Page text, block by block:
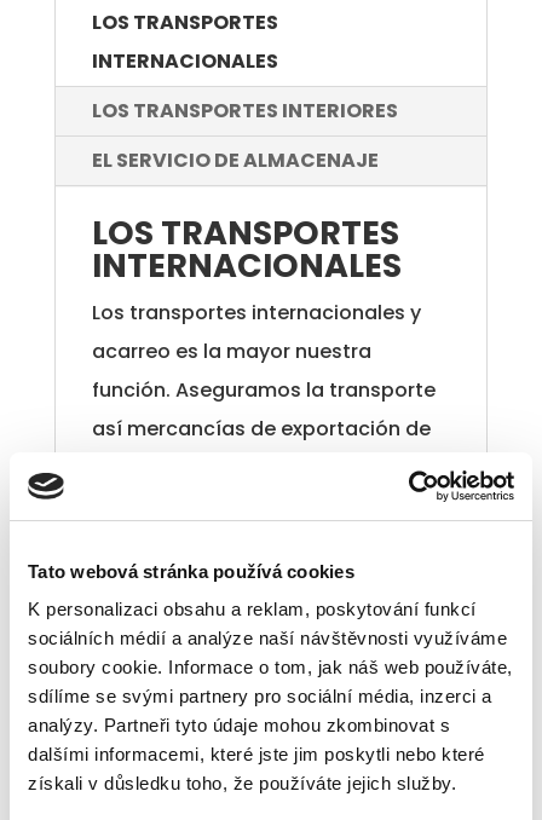
Tato webová stránka používá cookies
K personalizaci obsahu a reklam, poskytování funkcí
sociálních médií a analýze naší návštěvnosti využíváme
soubory cookie. Informace o tom, jak náš web používáte,
sdílíme se svými partnery pro sociální média, inzerci a
analýzy. Partneři tyto údaje mohou zkombinovat s
dalšími informacemi, které jste jim poskytli nebo které
získali v důsledku toho, že používáte jejich služby.
LOS TRANSPORTES
INTERNACIONALES
LOS TRANSPORTES INTERIORES
EL SERVICIO DE ALMACENAJE
LOS TRANSPORTES
INTERNACIONALES
Los transportes internacionales y
acarreo es la mayor nuestra
función. Aseguramos la transporte
así mercancías de exportación de
CZ a E, F, NL, B, GB, I, SLO, SK (España,
Francia, Países Bajos, Bélgica, Reino
así de importación a CZ.
Departamento de transporte
internacional despacha todas las
distancias en Europa y nuestros
apoderados hablan tan buen inglés
como español y contactan con